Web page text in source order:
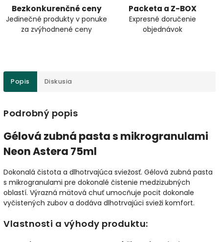
Bezkonkurenčné ceny
Jedinečné produkty v ponuke
za zvýhodnené ceny
Packeta a Z-BOX
Expresné doručenie
objednávok
Popis Diskusia
Podrobný popis
Gélová zubná pasta s mikrogranulami
Neon Astera 75ml
Dokonalá čistota a dlhotrvajúca sviežosť. Gélová zubná pasta
s mikrogranulami pre dokonalé čistenie medzizubných
oblastí. Výrazná mätová chuť umocňuje pocit dokonale
vyčistených zubov a dodáva dlhotrvajúci svieži komfort.
Vlastnosti a výhody produktu: